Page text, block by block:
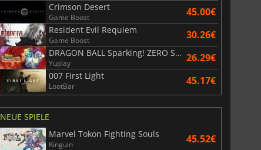
Crimson Desert
Game Boost 45.00€
Resident Evil Requiem
Game Boost 30.26€
DRAGON BALL Sparking! ZERO Super Limit Breaking NEO
Yuplay 26.29€
007 First Light
LootBar 45.17€
NEUE SPIELE
Marvel Tokon Fighting Souls
Kinguin 45.52€